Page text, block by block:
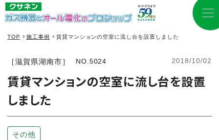
TOP 施工事例 賃貸マンションの空室に流し台を設置しました
［滋賀県湖南市］ NO.5024 2018/10/02
賃貸マンションの空室に流し台を設置
しました
その他